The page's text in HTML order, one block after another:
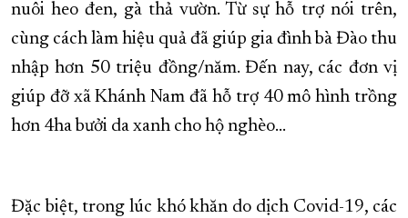
nuôi heo đen, gà thả vườn. Từ sự hỗ trợ nói trên,
cùng cách làm hiệu quả đã giúp gia đình bà Đào thu
nhập hơn 50 triệu đồng/năm. Đến nay, các đơn vị
giúp đỡ xã Khánh Nam đã hỗ trợ 40 mô hình trồng
hơn 4ha bưởi da xanh cho hộ nghèo...
Đặc biệt, trong lúc khó khăn do dịch Covid-19, các